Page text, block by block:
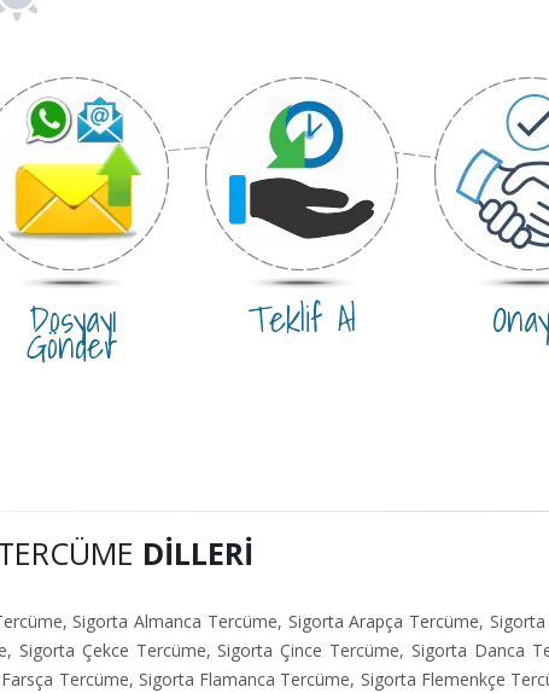
Dosyayı
Gönder Teklif Al
DILLERI
, Sigorta Almanca Tercüme, Sigorta Arapça Tercüme,
, Sigorta Çekce Tercüme, Sigorta Çince Tercüme, Sigorta Danca
Tercüme, Sigorta Flamanca Tercüme, Sigorta Flemenkçe